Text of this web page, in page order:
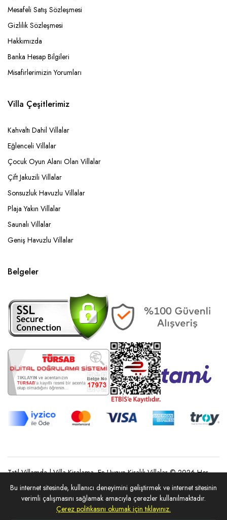
Mesafeli Satış Sözleşmesi
Gizlilik Sözleşmesi
Hakkımızda
Banka Hesap Bilgileri
Misafirlerimizin Yorumları
Villa Çeşitlerimiz
Kahvaltı Dahil Villalar
Eğlenceli Villalar
Çocuk Oyun Alanı Olan Villalar
Çift Jakuzili Villalar
Sonsuzluk Havuzlu Villalar
Plaja Yakın Villalar
Saunalı Villalar
Geniş Havuzlu Villalar
Belgeler
Tatil Villamda | Villa Kiralama, En Uygun Kiralık Villalar © 2026 Her
Hakkı Saklıdır.
REZERVASYON YAP
Bu internet sitesinde, kullanıcı deneyimini geliştirmek ve internet sitesinin
verimli çalışmasını sağlamak amacıyla çerezler kullanılmaktadır.
Çerez politikasını okumak için tıklayınız.